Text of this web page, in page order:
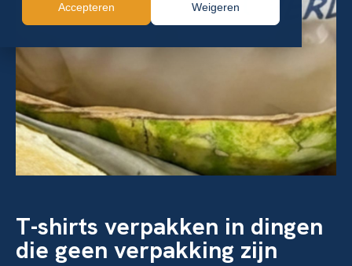
Accepteren Weigeren
T-shirts verpakken in dingen
die geen verpakking zijn